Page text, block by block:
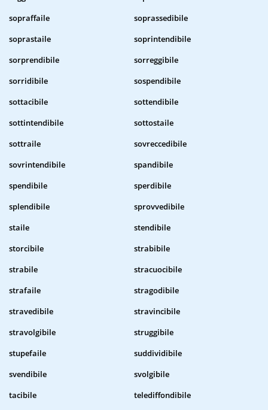
sopraffaile
soprassedibile
soprastaile
soprintendibile
sorprendibile
sorreggibile
sorridibile
sospendibile
sottacibile
sottendibile
sottintendibile
sottostaile
sottraile
sovreccedibile
sovrintendibile
spandibile
spendibile
sperdibile
splendibile
sprovvedibile
staile
stendibile
storcibile
strabibile
strabile
stracuocibile
strafaile
stragodibile
stravedibile
stravincibile
stravolgibile
struggibile
stupefaile
suddividibile
svendibile
svolgibile
tacibile
telediffondibile